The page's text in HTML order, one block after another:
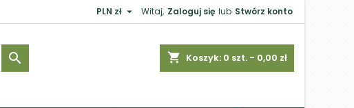
Witaj, Zaloguj się lub Stwórz konto
PLN zł 
shopping_cart Koszyk: 0 szt. - 0,00 zł
